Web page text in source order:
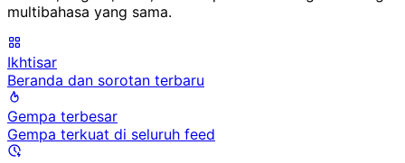
multibahasa yang sama.
Ikhtisar
Beranda dan sorotan terbaru
Gempa terbesar
Gempa terkuat di seluruh feed